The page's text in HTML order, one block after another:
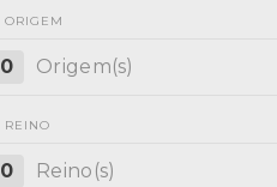
ORIGEM
0 Origem(s)
REINO
0 Reino(s)